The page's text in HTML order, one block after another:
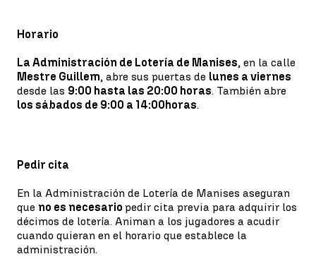
Horario
La Administración de Lotería de Manises, en la calle
Mestre Guillem, abre sus puertas de lunes a viernes
desde las 9:00 hasta las 20:00 horas. También abre
los sábados de 9:00 a 14:00horas.
Pedir cita
En la Administración de Lotería de Manises aseguran
que no es necesario pedir cita previa para adquirir los
décimos de lotería. Animan a los jugadores a acudir
cuando quieran en el horario que establece la
administración.